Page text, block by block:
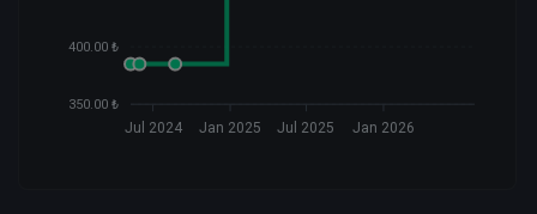
400.00 ₺
350.00 ₺
Jul 2024 Jan 2025 Jul 2025 Jan 2026